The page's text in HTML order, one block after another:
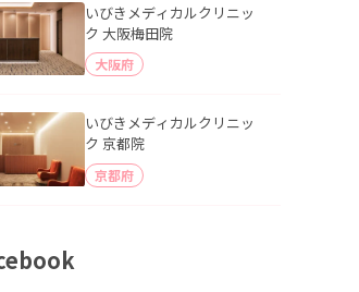
いびきメディカルクリニッ
ク 大阪梅田院
大阪府
いびきメディカルクリニッ
ク 京都院
京都府